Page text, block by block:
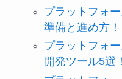
プラットフォ
準備と進め方！
プラットフォ
開発ツール5選